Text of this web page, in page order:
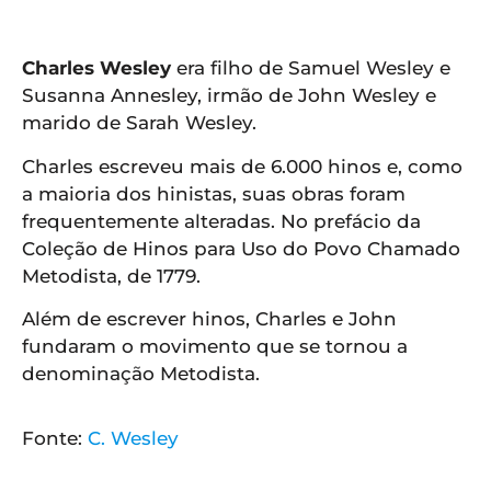
Charles Wesley era filho de Samuel Wesley e
Susanna Annesley, irmão de John Wesley e
marido de Sarah Wesley.
Charles escreveu mais de 6.000 hinos e, como
a maioria dos hinistas, suas obras foram
frequentemente alteradas. No prefácio da
Coleção de Hinos para Uso do Povo Chamado
Metodista, de 1779.
Além de escrever hinos, Charles e John
fundaram o movimento que se tornou a
denominação Metodista.
Fonte: C. Wesley